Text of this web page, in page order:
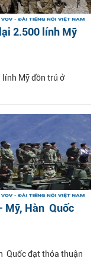
2.500 lính Mỹ
lính Mỹ đồn trú ở
Mỹ, Hàn Quốc
Quốc đạt thỏa thuận